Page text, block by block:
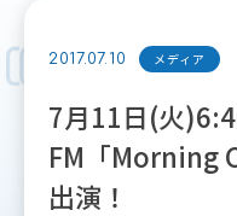
2017.07.10 メディア
7月11日(火
FM「Morning
出演！